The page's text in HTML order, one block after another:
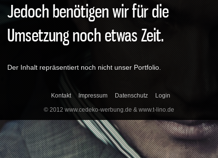
Jedoch benötigen wir für die
Umsetzung noch etwas Zeit.
Der Inhalt repräsentiert noch nicht unser Portfolio.
© 2012 www.cedeko-werbung.de & www.t-lino.de
Kontakt Impressum Datenschutz Login